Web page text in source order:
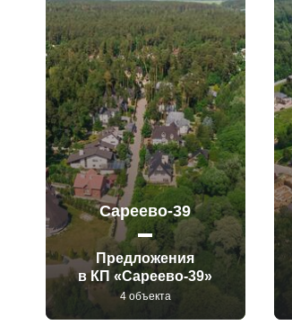
Сареево-39
Предложения
в КП «Сареево-39»
4 объекта